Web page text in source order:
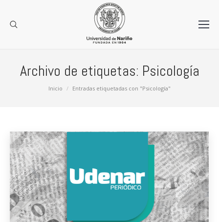
Archivo de etiquetas: Psicología
Inicio Entradas etiquetadas con "Psicología"